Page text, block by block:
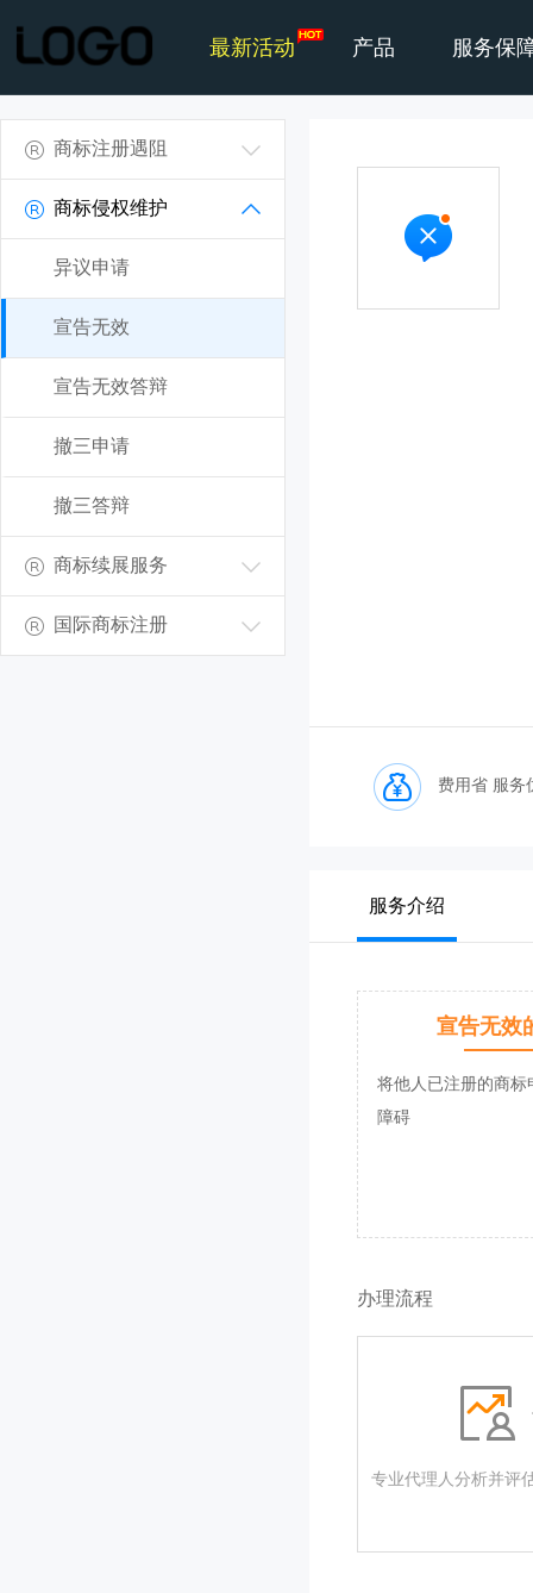
最新活动 产品 服务保
商标注册遇阻
商标侵权维护
异议申请
宣告无效
宣告无效答辩
撤三申请
撤三答辩
商标续展服务
国际商标注册
费用省 服务
服务介绍
宣告无效
将他人已注册的商标
障碍
办理流程
专业代理人分析并评